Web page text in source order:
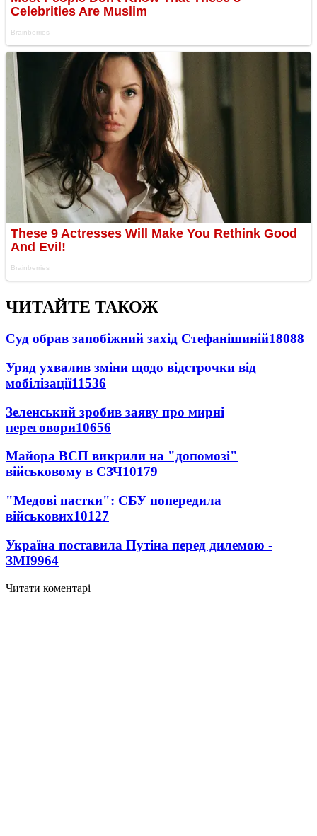
ЧИТАЙТЕ ТАКОЖ
Суд обрав запобіжний захід Стефанішиній18088
Уряд ухвалив зміни щодо відстрочки від
мобілізації11536
Зеленський зробив заяву про мирні
переговори10656
Майора ВСП викрили на "допомозі"
військовому в СЗЧ10179
"Медові пастки": СБУ попередила
військових10127
Україна поставила Путіна перед дилемою -
ЗМІ9964
Читати коментарі